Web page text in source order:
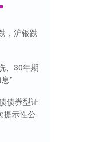
，沪银跌
、30年期
”
债券型证
提示性公